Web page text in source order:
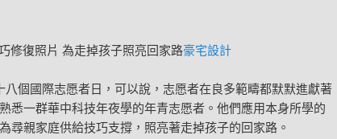
修復照片 為走掉孩子照亮回家路豪宅設計
八個國際志愿者日，可以說，志愿者在良多範疇都默默進獻著
悉一群華中科技年夜學的年青志愿者。他們應用本身所學的
尋親家庭供給技巧支撐，照亮著走掉孩子的回家路。